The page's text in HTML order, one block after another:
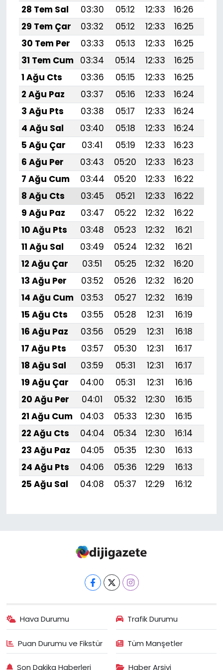
28 Tem Sal
03:30 05:12 12:33 16:26
29 Tem Çar
03:32 05:12 12:33 16:25
30 Tem Per
03:33 05:13 12:33 16:25
31 Tem Cum
03:34 05:14 12:33 16:25
1 Ağu Cts
03:36 05:15 12:33 16:25
2 Ağu Paz
03:37 05:16 12:33 16:24
3 Ağu Pts
03:38 05:17 12:33 16:24
4 Ağu Sal
03:40 05:18 12:33 16:24
5 Ağu Çar
03:41 05:19 12:33 16:23
6 Ağu Per
03:43 05:20 12:33 16:23
7 Ağu Cum
03:44 05:20 12:33 16:22
8 Ağu Cts
03:45 05:21 12:33 16:22
9 Ağu Paz
03:47 05:22 12:32 16:22
10 Ağu Pts
03:48 05:23 12:32 16:21
11 Ağu Sal
03:49 05:24 12:32 16:21
12 Ağu Çar
03:51 05:25 12:32 16:20
13 Ağu Per
03:52 05:26 12:32 16:20
14 Ağu Cum
03:53 05:27 12:32 16:19
15 Ağu Cts
03:55 05:28 12:31 16:19
16 Ağu Paz
03:56 05:29 12:31 16:18
17 Ağu Pts
03:57 05:30 12:31 16:17
18 Ağu Sal
03:59 05:31 12:31 16:17
19 Ağu Çar
04:00 05:31 12:31 16:16
20 Ağu Per
04:01 05:32 12:30 16:15
21 Ağu Cum
04:03 05:33 12:30 16:15
22 Ağu Cts
04:04 05:34 12:30 16:14
23 Ağu Paz
04:05 05:35 12:30 16:13
24 Ağu Pts
04:06 05:36 12:29 16:13
25 Ağu Sal
04:08 05:37 12:29 16:12
Hava Durumu Trafik Durumu
Puan Durumu ve Fikstür Tüm Manşetler
Son Dakika Haberleri Haber Arşivi